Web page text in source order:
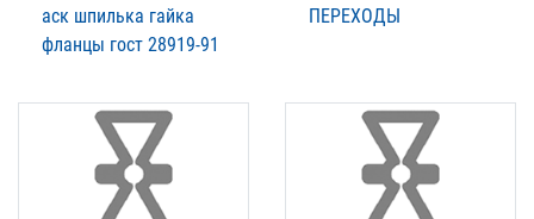
аск шпилька гайка
фланцы гост 28919-91
ПЕРЕХОДЫ